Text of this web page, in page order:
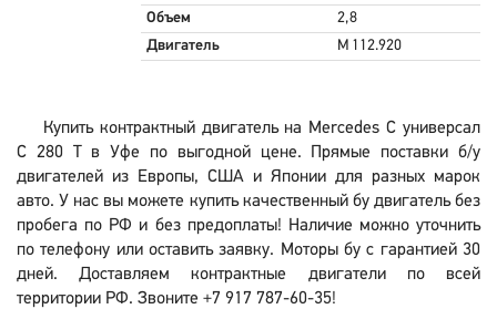
Объем
2,8
Двигатель
M 112.920
Купить контрактный двигатель на Mercedes C универсал
C 280 T в Уфе по выгодной цене. Прямые поставки б/у
двигателей из Европы, США и Японии для разных марок
авто. У нас вы можете купить качественный бу двигатель без
пробега по РФ и без предоплаты! Наличие можно уточнить
по телефону или оставить заявку. Моторы бу с гарантией 30
дней. Доставляем контрактные двигатели по всей
территории РФ. Звоните +7 917 787-60-35!